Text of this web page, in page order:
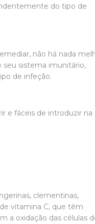
do tipo de
não há nada
seu sistema imunitário,
de infeção.
e fáceis de introduzir na
clementinas,
vitamina C, que têm
a oxidação das células